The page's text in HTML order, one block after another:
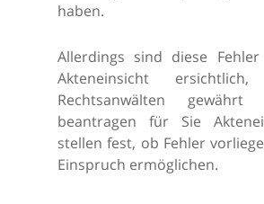
haben.
Allerdings sind diese
Akteneinsicht
Rechtsanwälten
beantragen für Sie
stellen fest, ob Fehler
Einspruch ermöglichen.